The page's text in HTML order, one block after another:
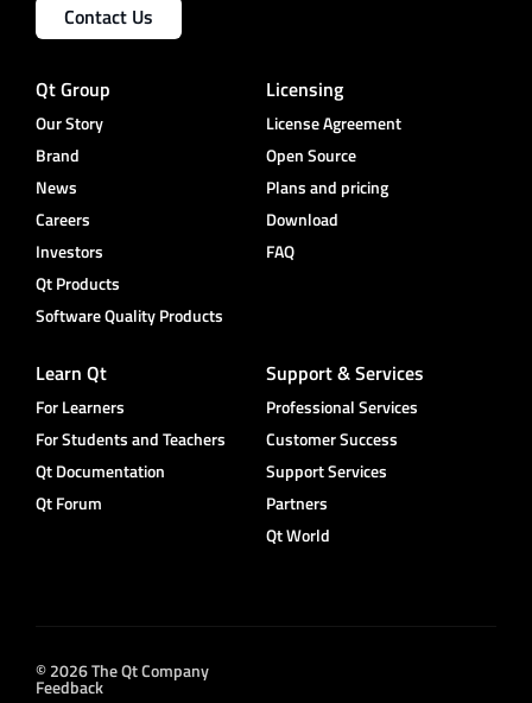
Contact Us
Qt Group
Our Story
Brand
News
Careers
Investors
Qt Products
Software Quality Products
Licensing
License Agreement
Open Source
Plans and pricing
Download
FAQ
Learn Qt
For Learners
For Students and Teachers
Qt Documentation
Qt Forum
Support & Services
Professional Services
Customer Success
Support Services
Partners
Qt World
© 2026 The Qt Company
Feedback